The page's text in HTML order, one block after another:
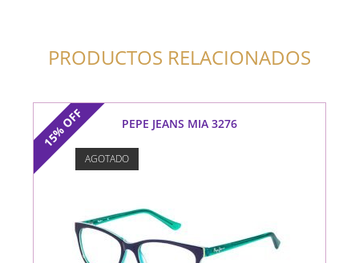
PRODUCTOS RELACIONADOS
15%
OFF PEPE JEANS MIA 3276
AGOTADO